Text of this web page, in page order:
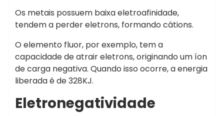
Os metais possuem baixa eletroafinidade,
tendem a perder eletrons, formando cátions.
O elemento fluor, por exemplo, tem a
capacidade de atrair eletrons, originando um íon
de carga negativa. Quando isso ocorre, a energia
liberada é de 328KJ.
Eletronegatividade